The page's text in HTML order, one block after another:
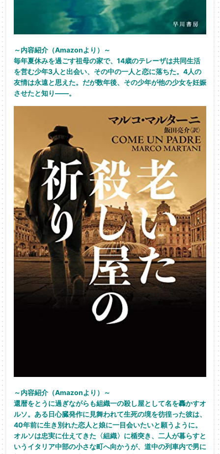
～内容紹介（Amazonより）～
毎年夏休みを過ごす祖母の家で、14歳のテレーザは共同生活
を営む少年3人と出会い、その中の一人と恋に落ちた。4人の
友情は永遠と思えた。だが数年後、その少年が他の少女を妊娠
させたと知り――。
～内容紹介（Amazonより）～
還暦をとうに過ぎながらも組織一の殺し屋として名を轟かすオ
ルソ。ある日心臓発作に見舞われて生死の境を彷徨った彼は、
40年前に生き別れた恋人と娘に一目会いたいと願うように。
オルソは忠実に仕えてきた〈組織〉に楯突き、二人が暮らすと
いうイタリア中部の小さな町へ向かうが、道中の列車内で男に